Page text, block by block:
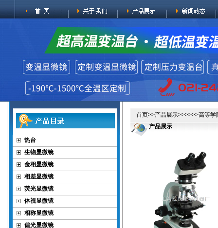
热台
生物显微镜
金相显微镜
相差显微镜
荧光显微镜
体视显微镜
相称显微镜
偏光显微镜
首页>>产品展示>>>>>>高等学
产品展示